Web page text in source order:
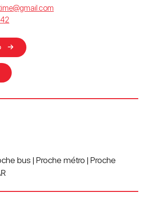
bus | Proche métro | Proche